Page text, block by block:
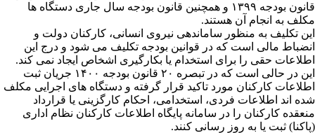
قانون بودجه ۱۳۹۹ و همچنین قانون بودجه سال جاری دستگاه ها
مکلف به انجام آن هستند.
این تکلیف به منظور ساماندهی نیروی انسانی، کارکنان دولت و
انضباط مالی است که در قوانین بودجه تکلیف می شود و درج این
اطلاعات حقی را برای استخدام یا بکارگیری اشخاص ایجاد نمی کند.
این در حالی است که در تبصره ۲۰ قانون بودجه ١۴٠٠ جریان ثبت
اطلاعات کارکنان مورد تاکید قرار گرفته و دستگاه های اجرایی مکلف
شده اند اطلاعات فردی، استخدامی، احکام کارگزینی یا قرارداد
منعقده کارکنان را در سامانه پایگاه اطلاعات کارکنان نظام اداری
(پاکنا) ثبت یا به روز رسانی کنند.